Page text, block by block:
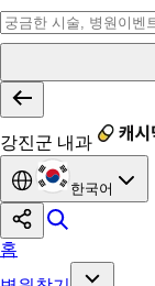
강진군 내과
한국어
홈